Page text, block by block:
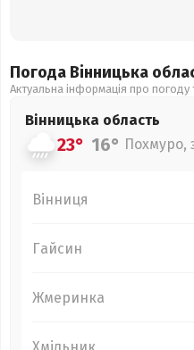
Погода Вінницька
Актуальна інформація про
Вінницька область
23° 16° Похмуро,
Вінниця
Гайсин
Жмеринка
Хмільник